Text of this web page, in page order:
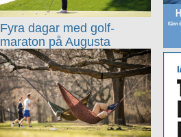
Fyra dagar med golf-
maraton på Augusta